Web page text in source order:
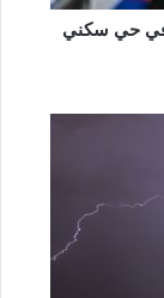
في حي سكني